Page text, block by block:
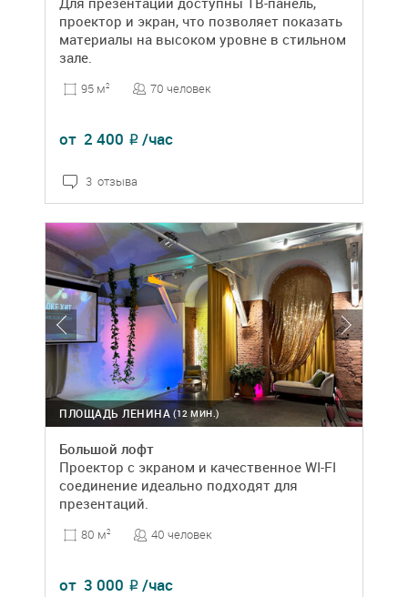
проектор и экран, что позволяет показать
материалы на высоком уровне в стильном
зале.
95 м2 70 человек
от 2 400 ₽ /час
3 отзыва
(12 МИН.)
ПЛОЩАДЬ ЛЕНИНА
Большой лофт
Проектор с экраном и качественное WI-FI
соединение идеально подходят для
презентаций.
80 м2 40 человек
от 3 000 ₽ /час